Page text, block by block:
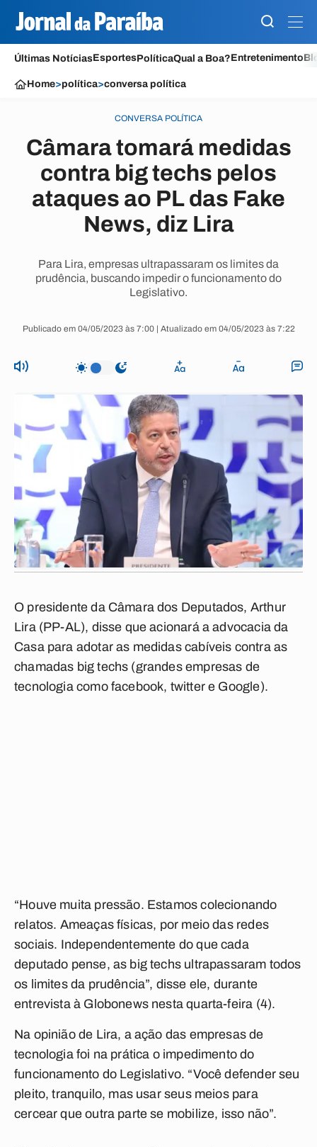
Últimas NotíciasEsportesPolíticaQual a Boa?Entretenimento
Home>política>conversa política
CONVERSA POLÍTICA
Câmara tomará medidas
contra big techs pelos
ataques ao PL das Fake
News, diz Lira
Para Lira, empresas ultrapassaram os limites da
prudência, buscando impedir o funcionamento do
Legislativo.
Publicado em 04/05/2023 às 7:00 | Atualizado em 04/05/2023 às 7:22
O presidente da Câmara dos Deputados, Arthur
Lira (PP-AL), disse que acionará a advocacia da
Casa para adotar as medidas cabíveis contra as
chamadas big techs (grandes empresas de
tecnologia como facebook, twitter e Google).
“Houve muita pressão. Estamos colecionando
relatos. Ameaças físicas, por meio das redes
sociais. Independentemente do que cada
deputado pense, as big techs ultrapassaram todos
os limites da prudência”, disse ele, durante
entrevista à Globonews nesta quarta-feira (4).
Na opinião de Lira, a ação das empresas de
tecnologia foi na prática o impedimento do
funcionamento do Legislativo. “Você defender seu
pleito, tranquilo, mas usar seus meios para
cercear que outra parte se mobilize, isso não”.